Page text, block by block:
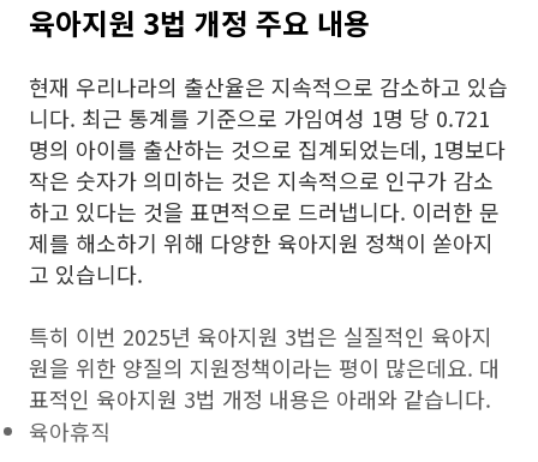
육아지원 3법 개정 주요 내용
현재 우리나라의 출산율은 지속적으로 감소하고 있습
니다. 최근 통계를 기준으로 가임여성 1명 당 0.721
명의 아이를 출산하는 것으로 집계되었는데, 1명보다
작은 숫자가 의미하는 것은 지속적으로 인구가 감소
하고 있다는 것을 표면적으로 드러냅니다. 이러한 문
제를 해소하기 위해 다양한 육아지원 정책이 쏟아지
고 있습니다.
특히 이번 2025년 육아지원 3법은 실질적인 육아지
원을 위한 양질의 지원정책이라는 평이 많은데요. 대
표적인 육아지원 3법 개정 내용은 아래와 같습니다.
육아휴직